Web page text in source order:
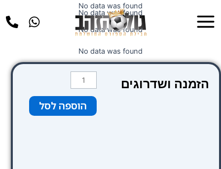
לתוכן
Menu
No data was found
No data was found
No data was found
No data was found
הזמנה ושדרוגים
כמות
של
קטגוריה
1
הוספה לסל